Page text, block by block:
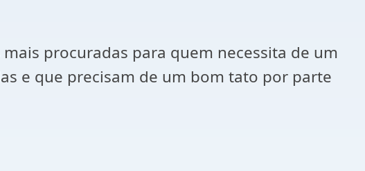
procuradas para quem necessita de um
e que precisam de um bom tato por parte